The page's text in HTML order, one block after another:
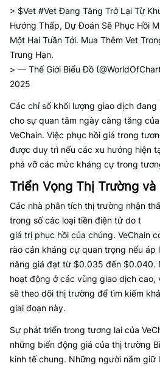
> $Vet #Vet Đang Tăng Trở Lại Từ
Hướng Thấp, Dự Đoán Sẽ Phục Hồi
Một Hai Tuần Tới. Mua Thêm Vet
Trung Hạn.
> — Thế Giới Biểu Đồ
2025
Các chỉ số khối lượng giao dịch
cho sự quan tâm ngày càng tăng
VeChain. Việc phục hồi giá trong
được duy trì nếu các xu hướng hiện
phá vỡ các mức kháng cự trong
Triển Vọng Thị Trường
Các nhà phân tích thị trường nhận
trong số các loại tiền điện tử do t
giá trị phục hồi của chúng. VeChain
rào cản kháng cự quan trọng nếu áp
năng giá đạt từ $0.035 đến $0.040.
hoạt động ở các vùng giao dịch cao,
sẽ theo dõi thị trường để tìm kiếm
giai đoạn này.
Sự phát triển trong tương lai của
những biến động giá của thị trường
kinh tế chung. Những người nắm giữ